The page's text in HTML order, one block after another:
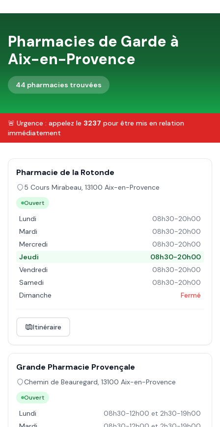
Pharmacies de Garde à
Aix-en-Provence
44 pharmacies trouvées
🚨 Urgence : appelez le 3237 pour être mis en relation
immédiatement
Pharmacie de la Rotonde
5 Cours Mirabeau, 13100 Aix-en-Provence
Ouvert
Lundi
08h30-20h00
Mardi
08h30-20h00
Mercredi
08h30-20h00
Jeudi
08h30-20h00
Vendredi
08h30-20h00
Samedi
08h30-20h00
Dimanche
Fermé
Itinéraire
Grande Pharmacie Provençale
Chemin de Beauregard, 13100 Aix-en-Provence
Ouvert
Lundi
08h30-12h00 et 2h30-19h00